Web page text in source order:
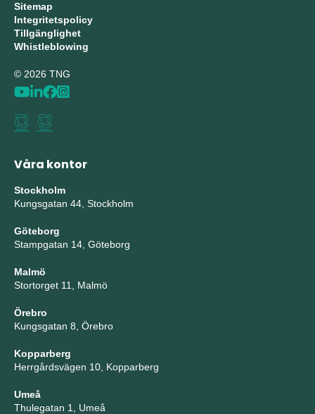
Sitemap
Integritetspolicy
Tillgänglighet
Whistleblowing
© 2026 TNG
Våra kontor
Stockholm
Kungsgatan 44, Stockholm
Göteborg
Stampgatan 14, Göteborg
Malmö
Stortorget 11, Malmö
Örebro
Kungsgatan 8, Örebro
Kopparberg
Herrgårdsvägen 10, Kopparberg
Umeå
Thulegatan 1, Umeå